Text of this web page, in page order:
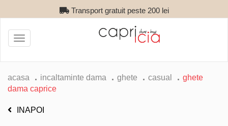
Transport gratuit peste 200 lei
Toggle
navigation
acasa incaltaminte dama ghete casual
ghete
dama caprice
INAPOI